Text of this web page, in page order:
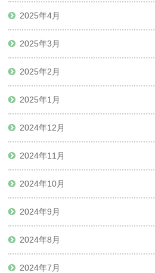
2025年4月
2025年3月
2025年2月
2025年1月
2024年12月
2024年11月
2024年10月
2024年9月
2024年8月
2024年7月